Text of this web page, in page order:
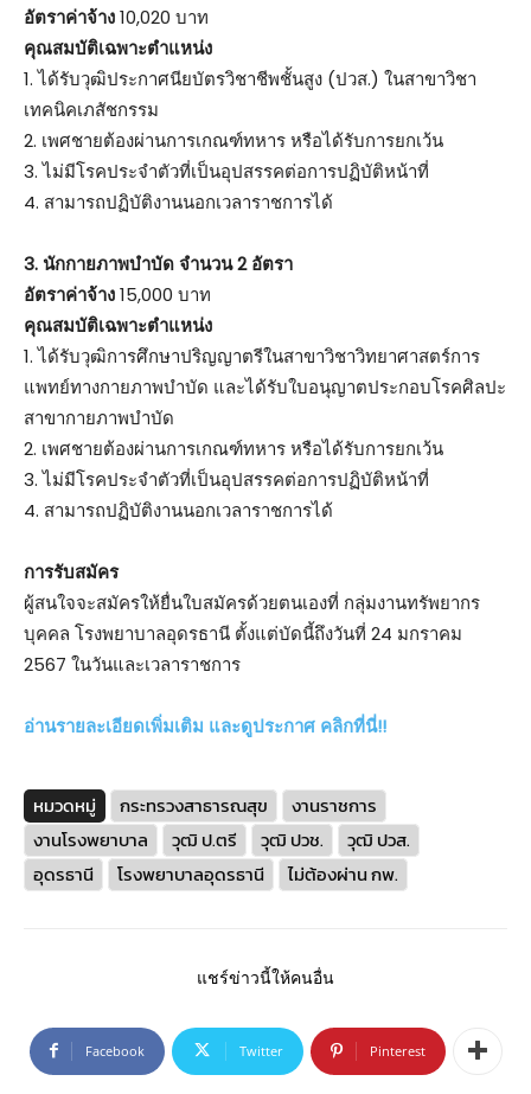
อัตราค่าจ้าง10,020 บาท
คุณสมบัติเฉพาะตำแหน่ง
1. ได้รับวุฒิประกาศนียบัตรวิชาชีพชั้นสูง (ปวส.) ในสาขาวิชา
เทคนิคเภสัชกรรม
2. เพศชายต้องผ่านการเกณฑ์ทหาร หรือได้รับการยกเว้น
3. ไม่มีโรคประจำตัวที่เป็นอุปสรรคต่อการปฏิบัติหน้าที่
4. สามารถปฏิบัติงานนอกเวลาราชการได้
3. นักกายภาพบำบัด จำนวน 2 อัตรา
อัตราค่าจ้าง15,000 บาท
คุณสมบัติเฉพาะตำแหน่ง
1. ได้รับวุฒิการศึกษาปริญญาตรีในสาขาวิชาวิทยาศาสตร์การ
แพทย์ทางกายภาพบำบัด และได้รับใบอนุญาตประกอบโรคศิลปะ
สาขากายภาพบำบัด
2. เพศชายต้องผ่านการเกณฑ์ทหาร หรือได้รับการยกเว้น
3. ไม่มีโรคประจำตัวที่เป็นอุปสรรคต่อการปฏิบัติหน้าที่
4. สามารถปฏิบัติงานนอกเวลาราชการได้
การรับสมัคร
ผู้สนใจจะสมัครให้ยื่นใบสมัครด้วยตนเองที่ กลุ่มงานทรัพยากร
บุคคล โรงพยาบาลอุดรธานี ตั้งแต่บัดนี้ถึงวันที่ 24 มกราคม
2567 ในวันและเวลาราชการ
อ่านรายละเอียดเพิ่มเติม และดูประกาศ คลิกที่นี่!!
หมวดหมู่ กระทรวงสาธารณสุข
งานราชการ
งานโรงพยาบาล
วุฒิ ป.ตรี วุฒิ ปวช.
วุฒิ ปวส.
อุดรธานี
โรงพยาบาลอุดรธานี ไม่ต้องผ่าน กพ.
แชร์ข่าวนี้ให้คนอื่น
Facebook Twitter Pinterest